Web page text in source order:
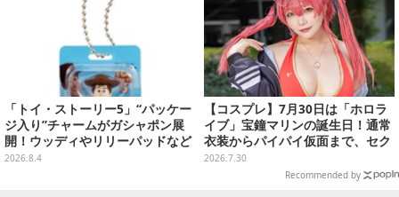
「トイ・ストーリー5」“パッケー
ジ入り”チャームがガシャポン展
開！ウッディやリリーパッドなど
全5種、裏面はキャラクターごと
2026.8.4
【コスプレ】7月30日は「ホロラ
イブ」宝鐘マリンの誕生日！通常
衣装からパイパイ仮面まで、セク
シーで可愛い美女レイヤーまとめ
2026.7.30
Recommended by